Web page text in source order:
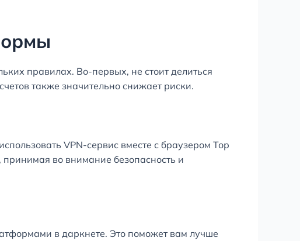
правилах. Во-первых, не стоит делиться
также значительно снижает риски.
VPN-сервис вместе с браузером Тор
во внимание безопасность и
в даркнете. Это поможет вам лучше